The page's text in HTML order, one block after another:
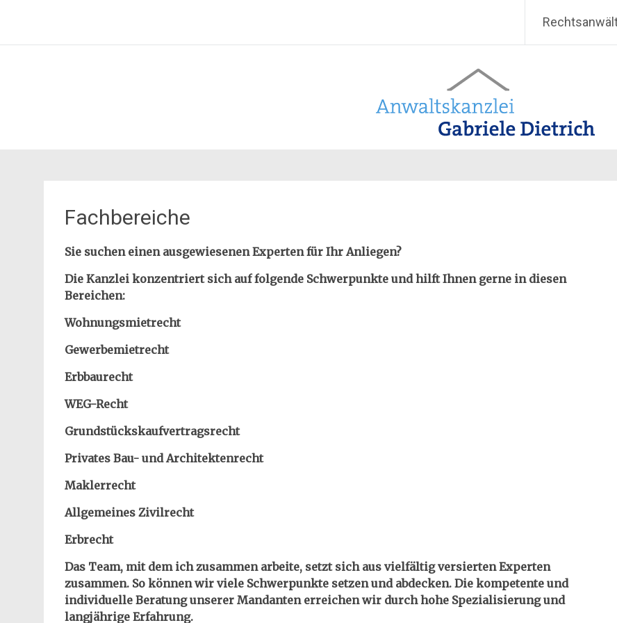
springen
Fachbereiche
Sie suchen einen ausgewiesenen Experten für Ihr Anliegen?
Die Kanzlei konzentriert sich auf folgende Schwerpunkte und hilft Ihnen gerne in diesen
Bereichen:
Wohnungsmietrecht
Gewerbemietrecht
Erbbaurecht
WEG-Recht
Grundstückskaufvertragsrecht
Privates Bau- und Architektenrecht
Maklerrecht
Allgemeines Zivilrecht
Erbrecht
Das Team, mit dem ich zusammen arbeite, setzt sich aus vielfältig versierten Experten
zusammen. So können wir viele Schwerpunkte setzen und abdecken. Die kompetente und
individuelle Beratung unserer Mandanten erreichen wir durch hohe Spezialisierung und
langjährige Erfahrung.